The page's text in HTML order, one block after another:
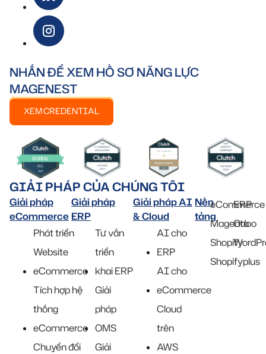
NHẤN ĐỂ XEM HỒ SƠ NĂNG LỰC
MAGENEST
XEM CREDENTIAL
GIẢI PHÁP CỦA CHÚNG TÔI
Giải pháp
eCommerce
Phát triển
Website
eCommerce
Tích hợp hệ
thống
eCommerce
Chuyển đổi
Giải pháp
ERP
Tư vấn
triển
khai ERP
Giải
pháp
OMS
Giải
Giải pháp AI
& Cloud
AI cho
ERP
AI cho
eCommerce
Cloud
trên
AWS
Nền
tảng
eCommerce
Magento
Shopify
Shopifyplus
ERP
Odoo